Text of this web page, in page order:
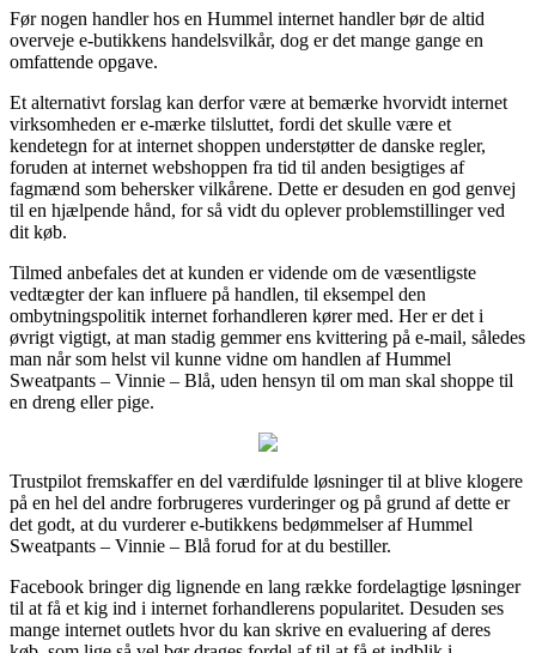
Før nogen handler hos en Hummel internet handler bør de altid
overveje e-butikkens handelsvilkår, dog er det mange gange en
omfattende opgave.
Et alternativt forslag kan derfor være at bemærke hvorvidt internet
virksomheden er e-mærke tilsluttet, fordi det skulle være et
kendetegn for at internet shoppen understøtter de danske regler,
foruden at internet webshoppen fra tid til anden besigtiges af
fagmænd som behersker vilkårene. Dette er desuden en god genvej
til en hjælpende hånd, for så vidt du oplever problemstillinger ved
dit køb.
Tilmed anbefales det at kunden er vidende om de væsentligste
vedtægter der kan influere på handlen, til eksempel den
ombytningspolitik internet forhandleren kører med. Her er det i
øvrigt vigtigt, at man stadig gemmer ens kvittering på e-mail, således
man når som helst vil kunne vidne om handlen af Hummel
Sweatpants – Vinnie – Blå, uden hensyn til om man skal shoppe til
en dreng eller pige.
Trustpilot fremskaffer en del værdifulde løsninger til at blive klogere
på en hel del andre forbrugeres vurderinger og på grund af dette er
det godt, at du vurderer e-butikkens bedømmelser af Hummel
Sweatpants – Vinnie – Blå forud for at du bestiller.
Facebook bringer dig lignende en lang række fordelagtige løsninger
til at få et kig ind i internet forhandlerens popularitet. Desuden ses
mange internet outlets hvor du kan skrive en evaluering af deres